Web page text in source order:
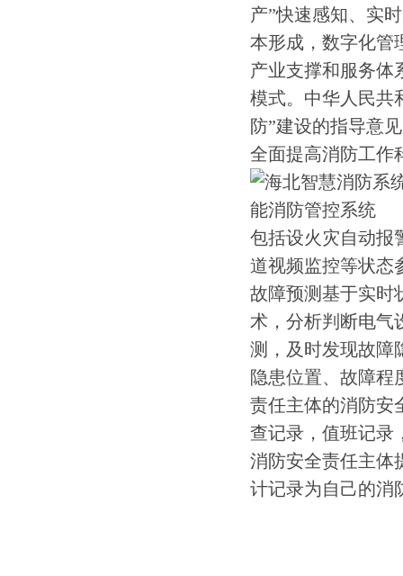
产”快速感知、实
本形成，数字化管
产业支撑和服务体
模式。中华人民共
防”建设的指导意
全面提高消防工作
包括设火灾自动报
道视频监控等状态
故障预测基于实时
术，分析判断电气
测，及时发现故障
隐患位置、故障程
责任主体的消防安
查记录，值班记录
消防安全责任主体
计记录为自己的消